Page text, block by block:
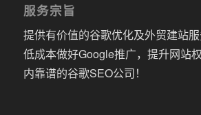
服务宗旨
提供有价值的谷歌优化及外贸建站
低成本做好Google推广，提升网站
内靠谱的谷歌SEO公司！